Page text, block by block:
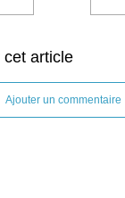
cet article
Ajouter un commentaire